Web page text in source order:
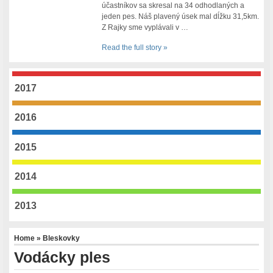
účastníkov sa skresal na 34 odhodlaných a
jeden pes. Náš plavený úsek mal dĺžku 31,5km.
Z Rajky sme vyplávali v …
Read the full story »
2017
2016
2015
2014
2013
Home» Bleskovky
Vodácky ples